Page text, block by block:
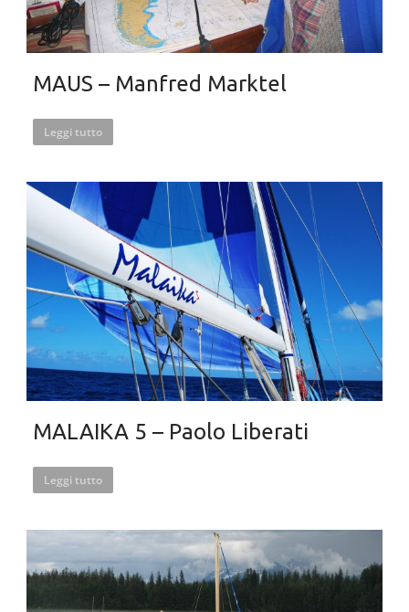
MAUS – Manfred Marktel
Leggi tutto
MALAIKA 5 – Paolo Liberati
Leggi tutto